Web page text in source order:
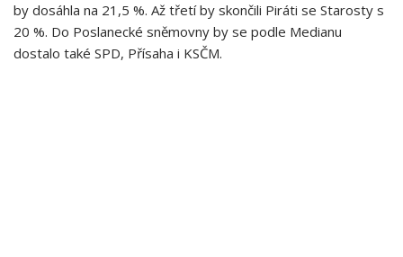
by dosáhla na 21,5 %. Až třetí by skončili Piráti se Starosty s
20 %. Do Poslanecké sněmovny by se podle Medianu
dostalo také SPD, Přísaha i KSČM.